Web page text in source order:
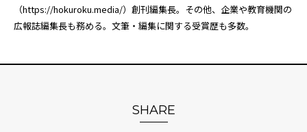
（https://hokuroku.media/）創刊編集長。その他、企業や教育機関の
広報誌編集長も務める。文筆・編集に関する受賞歴も多数。
SHARE